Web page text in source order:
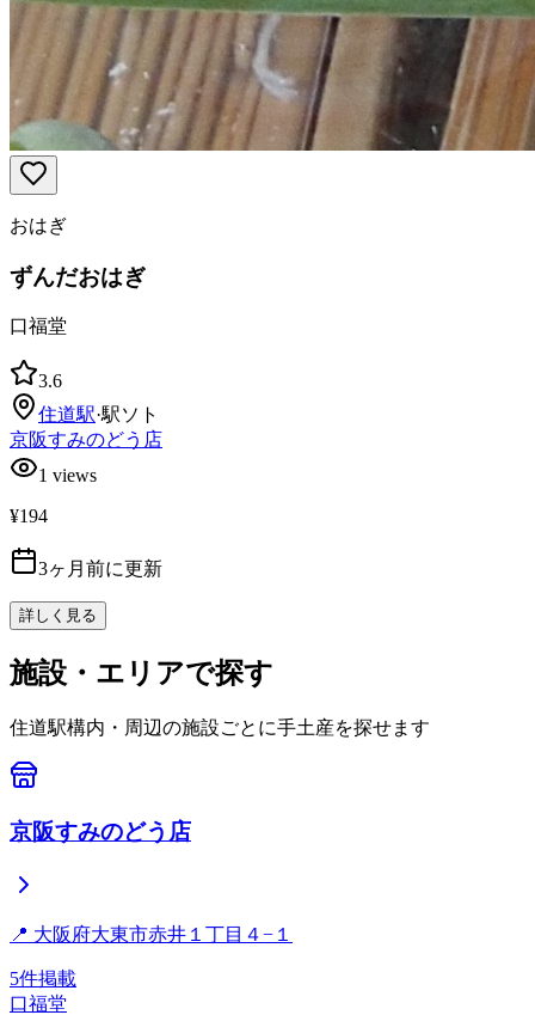
おはぎ
ずんだおはぎ
口福堂
3.6
住道駅·駅ソト
京阪すみのどう店
1 views
¥194
3ヶ月前に更新
詳しく見る
施設・エリアで探す
住道駅構内・周辺の施設ごとに手土産を探せます
京阪すみのどう店
📍 大阪府大東市赤井１丁目４−１
5件掲載
口福堂